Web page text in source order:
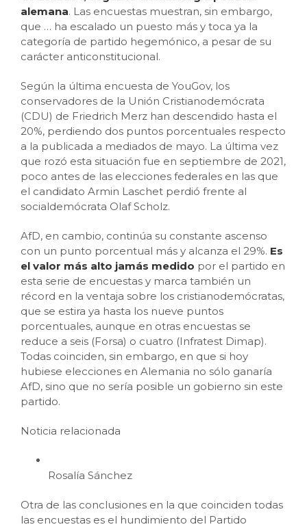
alemana. Las encuestas muestran, sin embargo,
que … ha escalado un puesto más y toca ya la
categoría de partido hegemónico, a pesar de su
carácter anticonstitucional.
Según la última encuesta de YouGov, los
conservadores de la Unión Cristianodemócrata
(CDU) de Friedrich Merz han descendido hasta el
20%, perdiendo dos puntos porcentuales respecto
a la publicada a mediados de mayo. La última vez
que rozó esta situación fue en septiembre de 2021,
poco antes de las elecciones federales en las que
el candidato Armin Laschet perdió frente al
socialdemócrata Olaf Scholz.
AfD, en cambio, continúa su constante ascenso
con un punto porcentual más y alcanza el 29%. Es
el valor más alto jamás medido por el partido en
esta serie de encuestas y marca también un
récord en la ventaja sobre los cristianodemócratas,
que se estira ya hasta los nueve puntos
porcentuales, aunque en otras encuestas se
reduce a seis (Forsa) o cuatro (Infratest Dimap).
Todas coinciden, sin embargo, en que si hoy
hubiese elecciones en Alemania no sólo ganaría
AfD, sino que no sería posible un gobierno sin este
partido.
Noticia relacionada
Rosalía Sánchez
Otra de las conclusiones en la que coinciden todas
las encuestas es el hundimiento del Partido